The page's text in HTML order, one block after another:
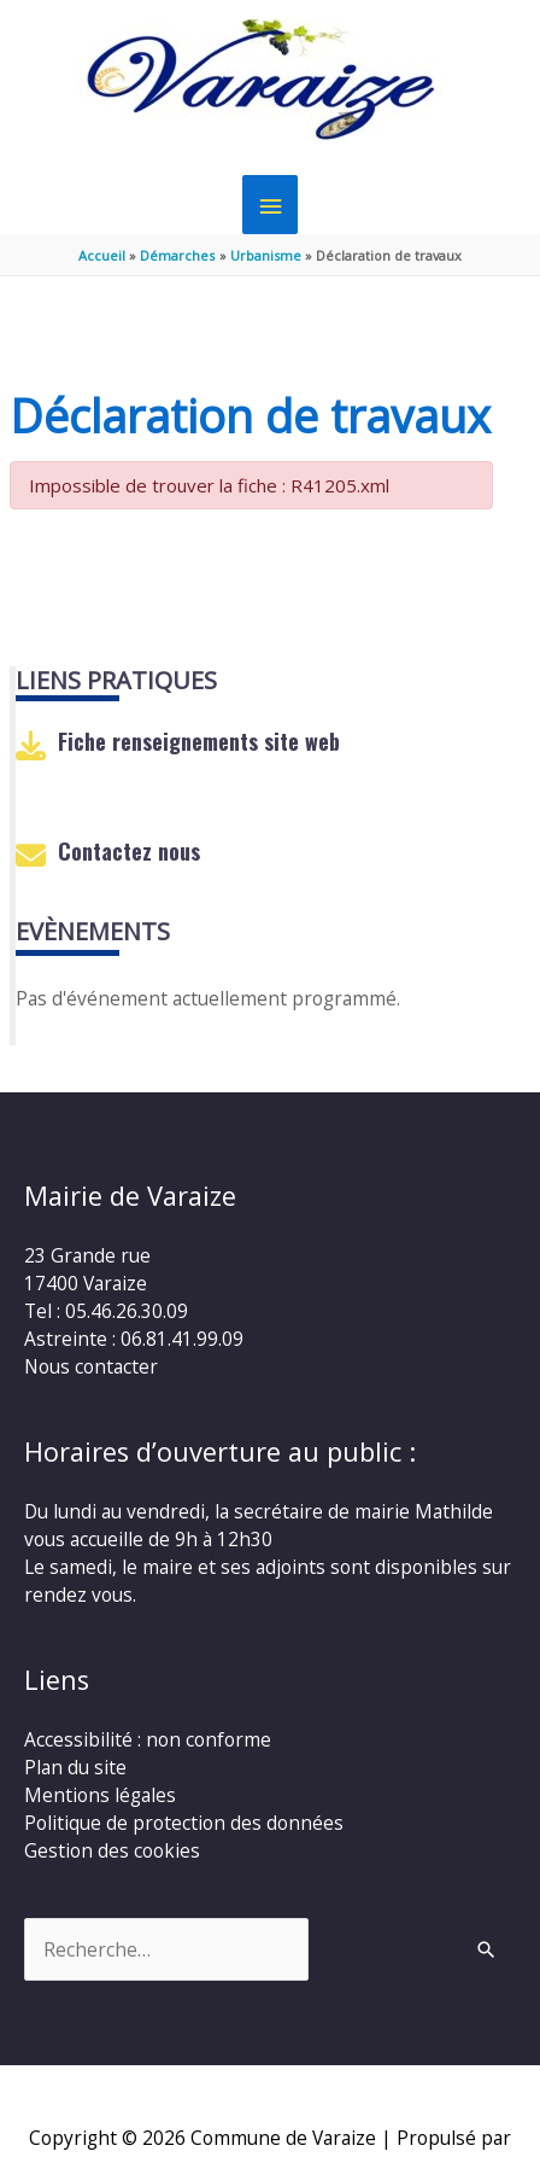
MENU
PRINCIPAL
Accueil Démarches Urbanisme Déclaration de travaux
Déclaration de travaux
Impossible de trouver la fiche : R41205.xml
LIENS PRATIQUES
Fiche renseignements site web
Contactez nous
EVÈNEMENTS
Pas d'événement actuellement programmé.
Mairie de Varaize
23 Grande rue
17400 Varaize
Tel : 05.46.26.30.09
Astreinte : 06.81.41.99.09
Nous contacter
Horaires d’ouverture au public :
Du lundi au vendredi, la secrétaire de mairie Mathilde
vous accueille de 9h à 12h30
Le samedi, le maire et ses adjoints sont disponibles sur
rendez vous.
Liens
Accessibilité : non conforme
Plan du site
Mentions légales
Politique de protection des données
Gestion des cookies
Copyright © 2026 Commune de Varaize | Propulsé par